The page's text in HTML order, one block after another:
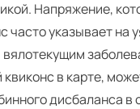
Напряжение,
часто указывает на
вялотекущим
в карте,
дисбаланса